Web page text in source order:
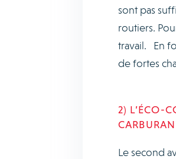
sont pas
routiers.
travail. En
de fortes
2) L’ÉCO-
Le second